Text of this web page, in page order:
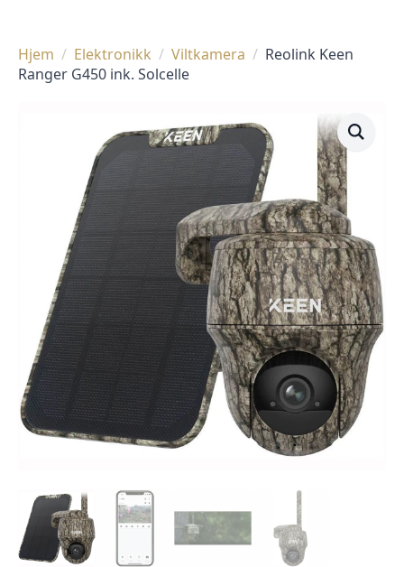
Hjem Elektronikk Viltkamera
Reolink Keen
Ranger G450 ink. Solcelle